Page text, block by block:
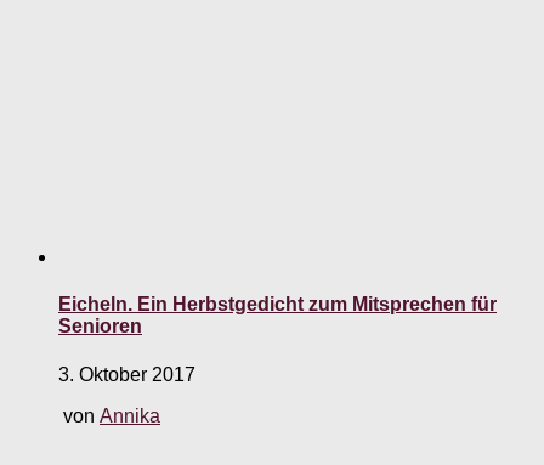
Eicheln. Ein Herbstgedicht zum Mitsprechen für
Senioren
3. Oktober 2017
von Annika